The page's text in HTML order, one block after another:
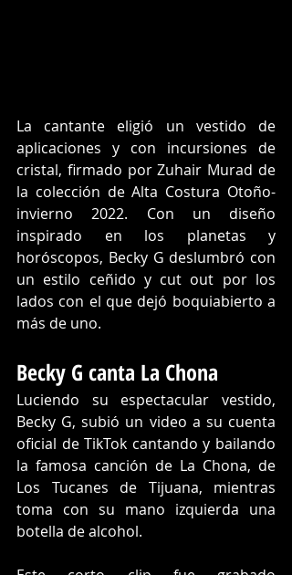
La cantante eligió un vestido de
aplicaciones y con incursiones de
cristal, firmado por Zuhair Murad de
la colección de Alta Costura Otoño-
invierno 2022. Con un diseño
inspirado en los planetas y
horóscopos, Becky G deslumbró con
un estilo ceñido y cut out por los
lados con el que dejó boquiabierto a
más de uno.
Becky G canta La Chona
Luciendo su espectacular vestido,
Becky G, subió un video a su cuenta
oficial de TikTok cantando y bailando
la famosa canción de La Chona, de
Los Tucanes de Tijuana, mientras
toma con su mano izquierda una
botella de alcohol.